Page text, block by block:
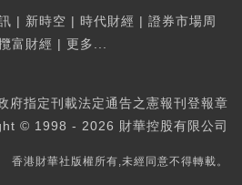
| 新時空 | 時代財經 | 證券市場周
富財經 | 更多...
府指定刊載法定通告之憲報刊登報章
© 1998 - 2026 財華控股有限公司
香港財華社版權所有,未經同意不得轉載。